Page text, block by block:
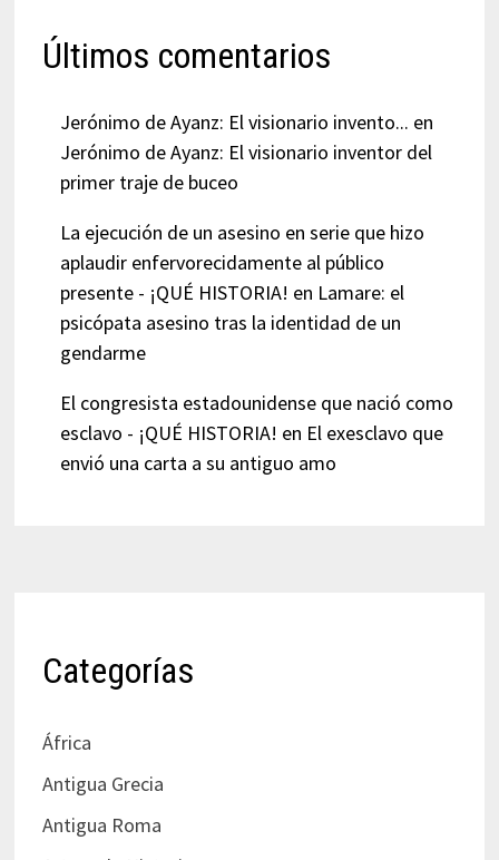
Últimos comentarios
Jerónimo de Ayanz: El visionario invento... en
Jerónimo de Ayanz: El visionario inventor del
primer traje de buceo
La ejecución de un asesino en serie que hizo
aplaudir enfervorecidamente al público
presente - ¡QUÉ HISTORIA! en Lamare: el
psicópata asesino tras la identidad de un
gendarme
El congresista estadounidense que nació como
esclavo - ¡QUÉ HISTORIA! en El exesclavo que
envió una carta a su antiguo amo
Categorías
África
Antigua Grecia
Antigua Roma